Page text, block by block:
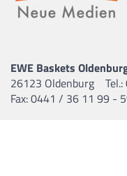
EWE Baskets
26123 Oldenburg
Fax: 0441 / 36 11 99 -